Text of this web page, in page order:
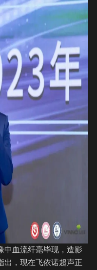
中血流纤毫毕现，造影
出，现在飞依诺超声正